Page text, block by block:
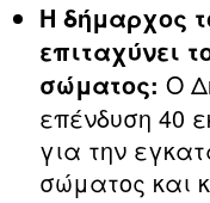
Η δήμαρχος
επιταχύνει
σώματος: Ο
επένδυση 40
για την
σώματος και